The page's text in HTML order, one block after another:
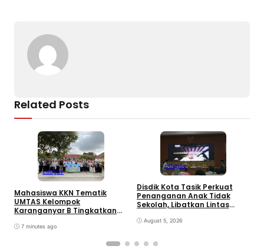
Related Posts
Edugov
Mahasiswa KKN Tematik
UMTAS Kelompok
Karanganyar B Tingkatkan
melalui Program GEMILANG
7 minutes ago
Edugov
Disdik Kota Tasik Perkuat
Penanganan Anak Tidak
Sekolah, Libatkan Lintas
Muhammadiyah. Wali Kota
August 5, 2026